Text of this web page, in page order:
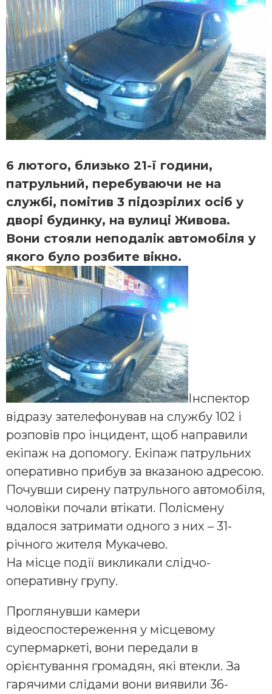
6 лютого, близько 21-ї години,
патрульний, перебуваючи не на
службі, помітив 3 підозрілих осіб у
дворі будинку, на вулиці Живова.
Вони стояли неподалік автомобіля у
якого було розбите вікно.
Інспектор
відразу зателефонував на службу 102 і
розповів про інцидент, щоб направили
екіпаж на допомогу. Екіпаж патрульних
оперативно прибув за вказаною адресою.
Почувши сирену патрульного автомобіля,
чоловіки почали втікати. Полісмену
вдалося затримати одного з них – 31-
річного жителя Мукачево.
На місце події викликали слідчо-
оперативну групу.
Проглянувши камери
відеоспостереження у місцевому
супермаркеті, вони передали в
орієнтування громадян, які втекли. За
гарячими слідами вони виявили 36-